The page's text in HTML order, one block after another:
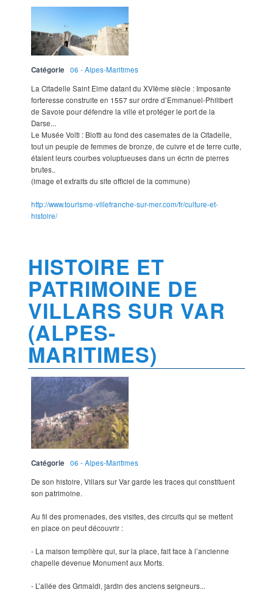
Catégorie
06 - Alpes-Maritimes
La Citadelle Saint Elme datant du XVIème siècle : Imposante
forteresse construite en 1557 sur ordre d’Emmanuel-Philibert
de Savoie pour défendre la ville et protéger le port de la
Darse...
Le Musée Volti : Blotti au fond des casemates de la Citadelle,
tout un peuple de femmes de bronze, de cuivre et de terre cuite,
étalent leurs courbes voluptueuses dans un écrin de pierres
brutes..
(image et extraits du site officiel de la commune)
http://www.tourisme-villefranche-sur-mer.com/fr/culture-et-
histoire/
HISTOIRE ET
PATRIMOINE DE
VILLARS SUR VAR
(ALPES-
MARITIMES)
Catégorie
06 - Alpes-Maritimes
De son histoire, Villars sur Var garde les traces qui constituent
son patrimoine.
Au fil des promenades, des visites, des circuits qui se mettent
en place on peut découvrir :
- La maison templière qui, sur la place, fait face à l’ancienne
chapelle devenue Monument aux Morts.
- L’allée des Grimaldi, jardin des anciens seigneurs...